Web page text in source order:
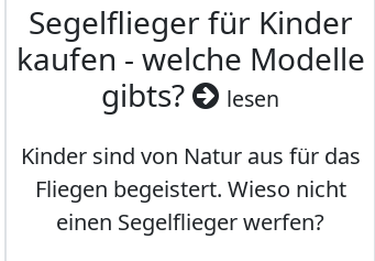
Segelflieger für Kinder
kaufen - welche Modelle
gibts?
lesen
Kinder sind von Natur aus für das
Fliegen begeistert. Wieso nicht
einen Segelflieger werfen?